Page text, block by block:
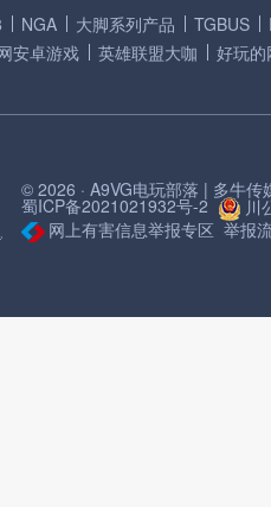
NGA 大脚系列产品 TGBUS
安卓游戏 英雄联盟大咖 好玩的
© 2026 · A9VG电玩部落 | 多牛传
蜀ICP备2021021932号-2
川
网上有害信息举报专区 举报